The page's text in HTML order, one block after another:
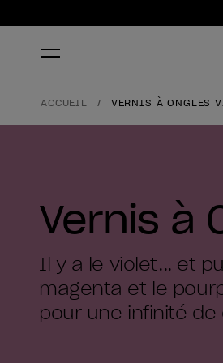
ACCUEIL VERNIS À ONGLES
Vernis à
Il y a le violet... et
magenta et le
pour une infinité